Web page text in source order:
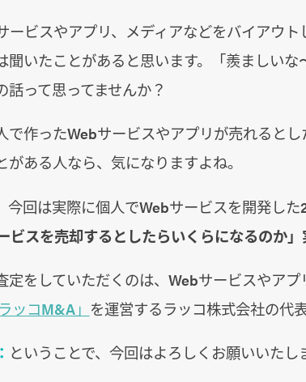
ービスやアプリ、メディアなどをバイアウ
聞いたことがあると思います。「羨ましい
話って思ってませんか？
で作ったWebサービスやアプリが売れると
がある人なら、気になりますよね。
今回は実際に個人でWebサービスを開発した
ビスを売却するとしたらいくらになるのか」
定をしていただくのは、Webサービスやア
ラッコM&A」 を運営するラッコ株式会社の代
ということで、今回はよろしくお願いいたし